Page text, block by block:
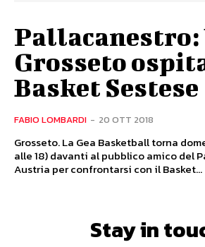
Pallacanestro:
Grosseto
Basket Sestese
FABIO LOMBARDI - 20 OTT 2018
Grosseto. La Gea Basketball torna
alle 18) davanti al pubblico amico del
Austria per confrontarsi con il Basket...
Stay in